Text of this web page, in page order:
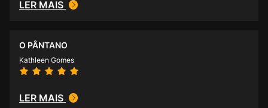
LER MAIS
O PÂNTANO
Kathleen Gomes
LER MAIS